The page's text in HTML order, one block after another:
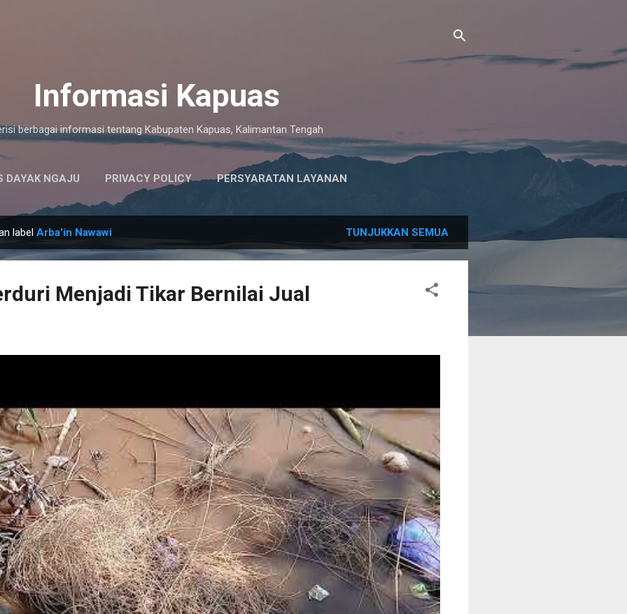
Informasi Kapuas
berbagai informasi tentang Kabupaten Kapuas, Kalimantan Tengah
DAYAK NGAJU PRIVACY POLICY PERSYARATAN LAYANAN
label Arba'in Nawawi TUNJUKKAN SEMUA
Menjadi Tikar Bernilai Jual